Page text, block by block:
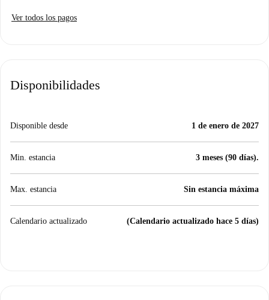
Ver todos los pagos
Disponibilidades
Disponible desde 1 de enero de 2027
Min. estancia 3 meses (90 días).
Max. estancia Sin estancia máxima
Calendario actualizado (Calendario actualizado hace 5 días)